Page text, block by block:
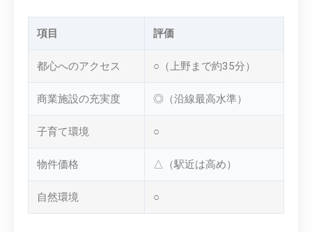
項目 評価
都心へのアクセス ○（上野まで約35分）
商業施設の充実度 ◎（沿線最高水準）
子育て環境 ○
物件価格 △（駅近は高め）
自然環境 ○